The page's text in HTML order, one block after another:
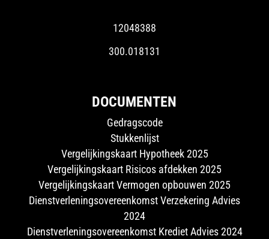
12048388
300.018131
DOCUMENTEN
Gedragscode
Stukkenlijst
Vergelijkingskaart Hypotheek 2025
Vergelijkingskaart Risicos afdekken 2025
Vergelijkingskaart Vermogen opbouwen 2025
Dienstverleningsovereenkomst Verzekering Advies
2024
Dienstverleningsovereenkomst Krediet Advies 2024